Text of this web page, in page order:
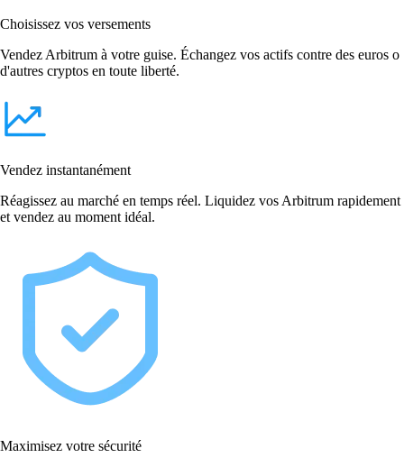
Choisissez vos versements
Vendez Arbitrum à votre guise. Échangez vos actifs contre des euros o
d'autres cryptos en toute liberté.
Vendez instantanément
Réagissez au marché en temps réel. Liquidez vos Arbitrum rapidement
et vendez au moment idéal.
Maximisez votre sécurité